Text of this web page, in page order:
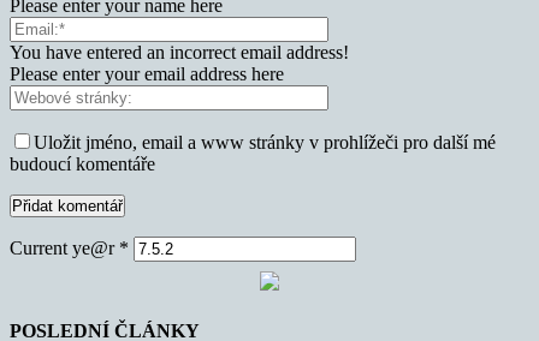
Please enter your name here
You have entered an incorrect email address!
Please enter your email address here
Uložit jméno, email a www stránky v prohlížeči pro další mé
budoucí komentáře
Current ye@r *
POSLEDNÍ ČLÁNKY